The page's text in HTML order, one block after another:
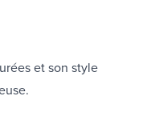
et son style